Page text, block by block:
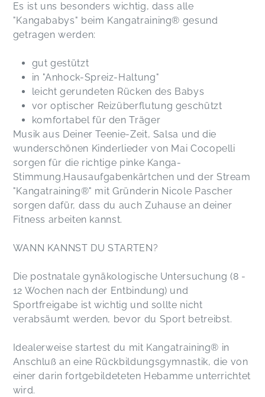
Es ist uns besonders wichtig, dass alle
"Kangababys" beim Kangatraining® gesund
getragen werden:
gut gestützt
in "Anhock-Spreiz-Haltung"
leicht gerundeten Rücken des Babys
vor optischer Reizüberflutung geschützt
komfortabel für den Träger
Musik aus Deiner Teenie-Zeit, Salsa und die
wunderschönen Kinderlieder von Mai Cocopelli
sorgen für die richtige pinke Kanga-
Stimmung.Hausaufgabenkärtchen und der Stream
"Kangatraining®" mit Gründerin Nicole Pascher
sorgen dafür, dass du auch Zuhause an deiner
Fitness arbeiten kannst.
WANN KANNST DU STARTEN?
Die postnatale gynäkologische Untersuchung (8 -
12 Wochen nach der Entbindung) und
Sportfreigabe ist wichtig und sollte nicht
verabsäumt werden, bevor du Sport betreibst.
Idealerweise startest du mit Kangatraining® in
Anschluß an eine Rückbildungsgymnastik, die von
einer darin fortgebildeteten Hebamme unterrichtet
wird.